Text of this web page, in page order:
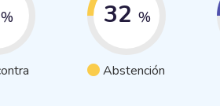
% 32 %
Abstención